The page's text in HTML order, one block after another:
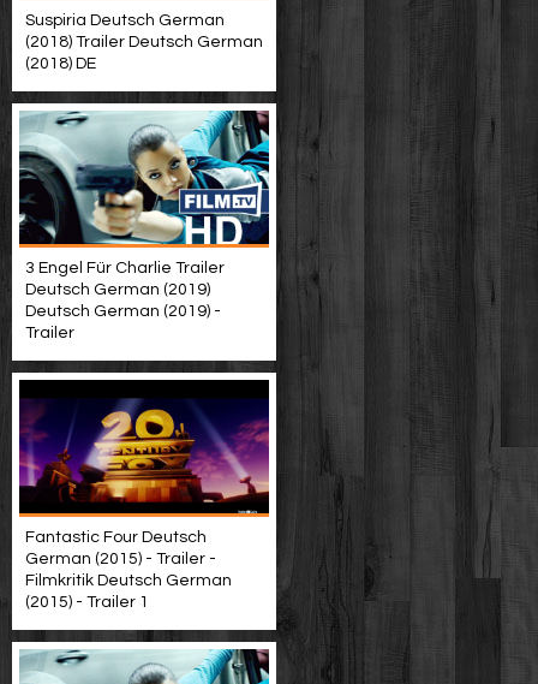
Suspiria Deutsch German
(2018) Trailer Deutsch German
(2018) DE
3 Engel Für Charlie Trailer
Deutsch German (2019)
Deutsch German (2019) -
Trailer
Fantastic Four Deutsch
German (2015) - Trailer -
Filmkritik Deutsch German
(2015) - Trailer 1